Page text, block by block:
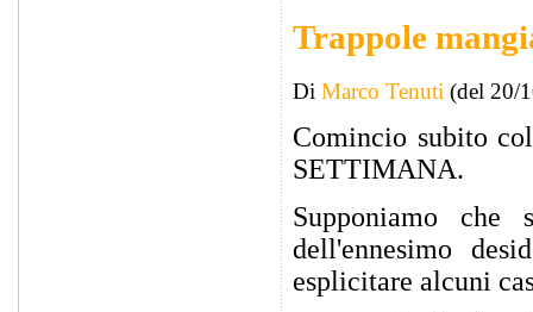
Trappole
Di Marco Tenuti (del 20/
Comincio subito
SETTIMANA.
Supponiamo
dell'ennesimo
esplicitare alcuni